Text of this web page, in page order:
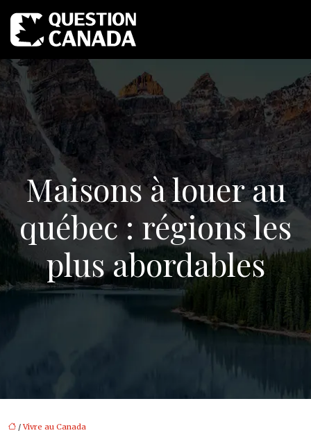
Maisons à louer au
québec : régions les
plus abordables
/Vivre au Canada